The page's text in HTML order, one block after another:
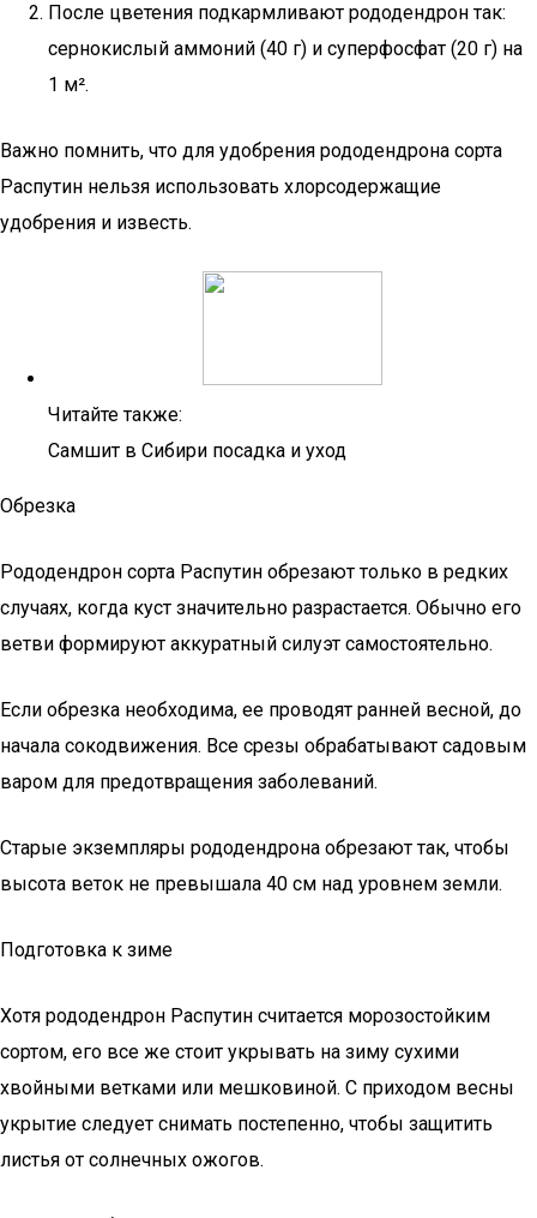
После цветения подкармливают рододендрон так:
сернокислый аммоний (40 г) и суперфосфат (20 г) на
1 м².
Важно помнить, что для удобрения рододендрона сорта
Распутин нельзя использовать хлорсодержащие
удобрения и известь.
Читайте также:
Самшит в Сибири посадка и уход
Обрезка
Рододендрон сорта Распутин обрезают только в редких
случаях, когда куст значительно разрастается. Обычно его
ветви формируют аккуратный силуэт самостоятельно.
Если обрезка необходима, ее проводят ранней весной, до
начала сокодвижения. Все срезы обрабатывают садовым
варом для предотвращения заболеваний.
Старые экземпляры рододендрона обрезают так, чтобы
высота веток не превышала 40 см над уровнем земли.
Подготовка к зиме
Хотя рододендрон Распутин считается морозостойким
сортом, его все же стоит укрывать на зиму сухими
хвойными ветками или мешковиной. С приходом весны
укрытие следует снимать постепенно, чтобы защитить
листья от солнечных ожогов.